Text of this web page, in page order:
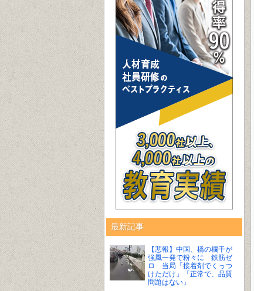
最新記事
【悲報】中国、橋の欄干が
強風一発で粉々に 鉄筋ゼ
ロ 当局「接着剤でくっつ
けただけ」「正常で、品質
問題はない」